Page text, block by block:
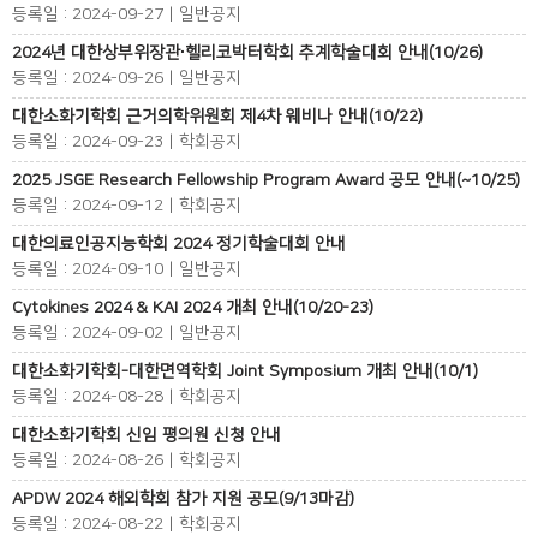
등록일 : 2024-09-27 | 일반공지
2024년 대한상부위장관∙헬리코박터학회 추계학술대회 안내(10/26)
등록일 : 2024-09-26 | 일반공지
대한소화기학회 근거의학위원회 제4차 웨비나 안내(10/22)
등록일 : 2024-09-23 | 학회공지
2025 JSGE Research Fellowship Program Award 공모 안내(~10/25)
등록일 : 2024-09-12 | 학회공지
대한의료인공지능학회 2024 정기학술대회 안내
등록일 : 2024-09-10 | 일반공지
Cytokines 2024 & KAI 2024 개최 안내(10/20-23)
등록일 : 2024-09-02 | 일반공지
대한소화기학회-대한면역학회 Joint Symposium 개최 안내(10/1)
등록일 : 2024-08-28 | 학회공지
대한소화기학회 신임 평의원 신청 안내
등록일 : 2024-08-26 | 학회공지
APDW 2024 해외학회 참가 지원 공모(9/13마감)
등록일 : 2024-08-22 | 학회공지